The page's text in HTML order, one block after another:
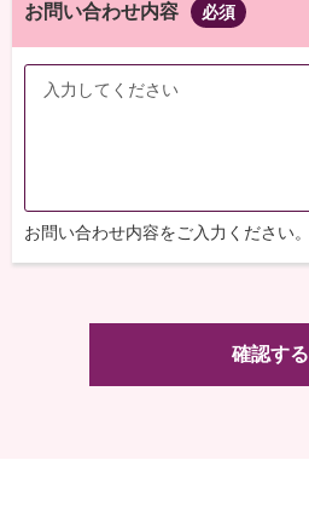
お問い合わせ内容 必須
お問い合わせ内容をご入力ください。
確認する